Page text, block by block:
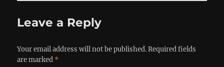
Leave a Reply
Your email address will not be published. Required fields
are marked *